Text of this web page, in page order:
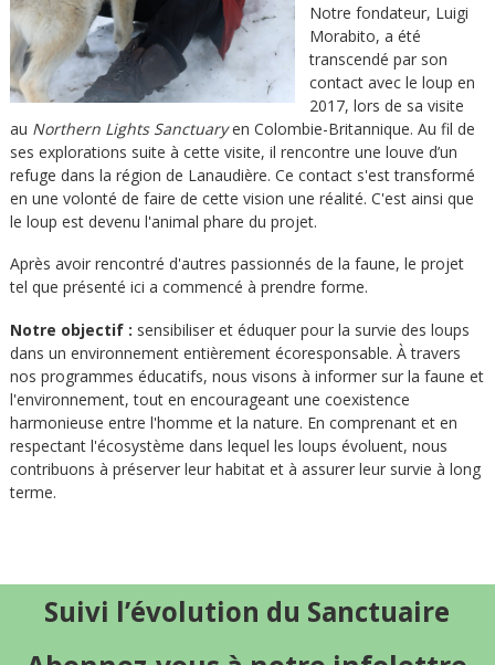
Notre fondateur, Luigi
Morabito, a été
transcendé par son
contact avec le loup en
2017, lors de sa visite
au Northern Lights Sanctuaryen Colombie-Britannique. Au fil de
ses explorations suite à cette visite, il rencontre une louve d’un
refuge dans la région de Lanaudière. Ce contact s'est transformé
en une volonté de faire de cette vision une réalité. C'est ainsi que
le loup est devenu l'animal phare du projet.
Après avoir rencontré d'autres passionnés de la faune, le projet
tel que présenté ici a commencé à prendre forme.
Notre objectif : sensibiliser et éduquer pour la survie des loups
dans un environnement entièrement écoresponsable. À travers
nos programmes éducatifs, nous visons à informer sur la faune et
l'environnement, tout en encourageant une coexistence
harmonieuse entre l'homme et la nature. En comprenant et en
respectant l'écosystème dans lequel les loups évoluent, nous
contribuons à préserver leur habitat et à assurer leur survie à long
terme.
Suivi l’évolution du Sanctuaire